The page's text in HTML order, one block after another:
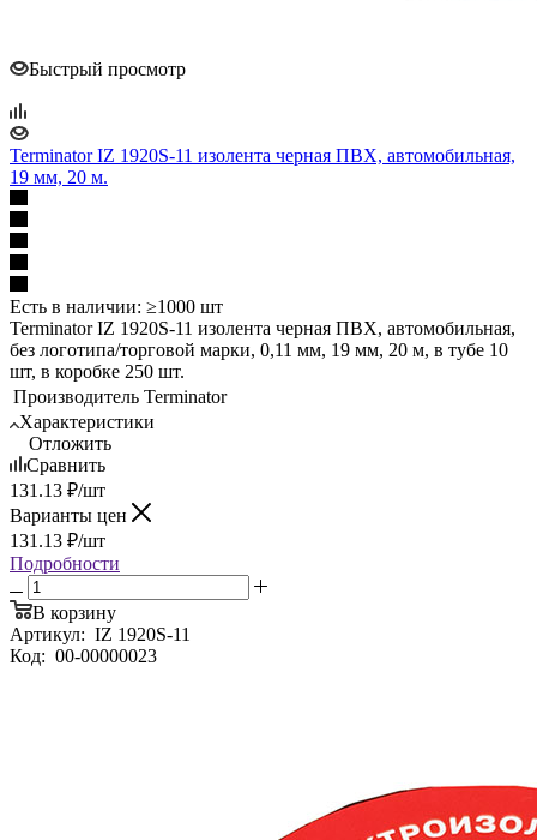
Быстрый просмотр
Terminator IZ 1920S-11 изолента черная ПВХ, автомобильная,
19 мм, 20 м.
Есть в наличии: ≥1000 шт
Terminator IZ 1920S-11 изолента черная ПВХ, автомобильная,
без логотипа/торговой марки, 0,11 мм, 19 мм, 20 м, в тубе 10
шт, в коробке 250 шт.
Производитель Terminator
Характеристики
Отложить
Сравнить
131.13 ₽/шт
Варианты цен
131.13 ₽/шт
Подробности
В корзину
Артикул: IZ 1920S-11
Код: 00-00000023